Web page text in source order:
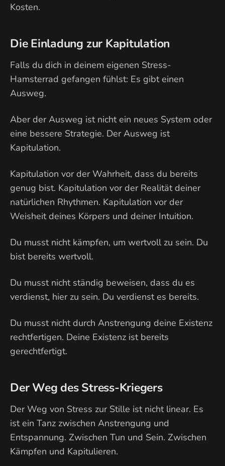
Kosten.
Die Einladung zur Kapitulation
Falls du dich in deinem eigenen Stress-
Hamsterrad gefangen fühlst: Es gibt einen
Ausweg.
Aber der Ausweg ist nicht ein neues System oder
eine bessere Strategie. Der Ausweg ist
Kapitulation.
Kapitulation vor der Wahrheit, dass du bereits
genug bist. Kapitulation vor der Realität deiner
natürlichen Rhythmen. Kapitulation vor der
Weisheit deines Körpers und deiner Intuition.
Du musst nicht kämpfen, um wertvoll zu sein. Du
bist bereits wertvoll.
Du musst nicht ständig beweisen, dass du es
verdienst, hier zu sein. Du verdienst es bereits.
Du musst nicht durch Anstrengung deine Existenz
rechtfertigen. Deine Existenz ist bereits
gerechtfertigt.
Der Weg des Stress-Kriegers
Der Weg von Stress zur Stille ist nicht linear. Es
ist ein Tanz zwischen Anstrengung und
Entspannung. Zwischen Tun und Sein. Zwischen
Kämpfen und Kapitulieren.